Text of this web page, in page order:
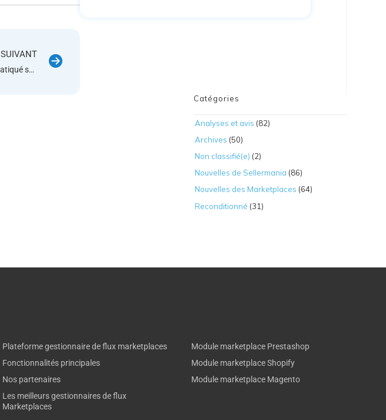
SUIVANT
Quel est le taux de commission pratiqué sur la Marketplace Cdiscount ?
Catégories
Analyses et avis (82)
Archives (50)
Non classifié(e) (2)
Nouvelles de Sellermania (86)
Nouvelles des Marketplaces (64)
Reconditionné (31)
Plateforme gestionnaire de flux marketplaces
Fonctionnalités principales
Nos partenaires
Les meilleurs gestionnaires de flux
Marketplaces
Module marketplace Prestashop
Module marketplace Shopify
Module marketplace Magento